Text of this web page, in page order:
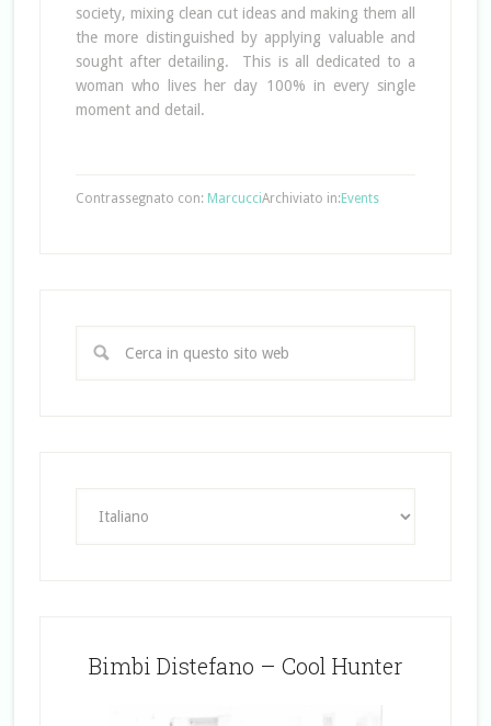
society, mixing clean cut ideas and making them all
the more distinguished by applying valuable and
sought after detailing.
This is all dedicated to a
woman who lives her day 100% in every single
moment and detail.
Archiviato in: Events
Contrassegnato con: Marcucci
Bimbi Distefano – Cool Hunter